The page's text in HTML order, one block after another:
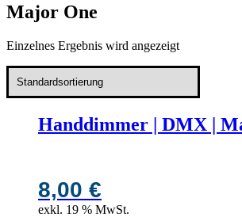
Major One
Einzelnes Ergebnis wird angezeigt
Handdimmer | DMX |
8,00 €
exkl. 19 % MwSt.